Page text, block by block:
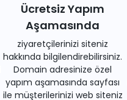
Ücretsiz Yapım
Aşamasında
ziyaretçilerinizi siteniz
hakkında bilgilendirebilirsiniz.
Domain adresinize özel
yapım aşamasında sayfası
ile müşterilerinizi web siteniz